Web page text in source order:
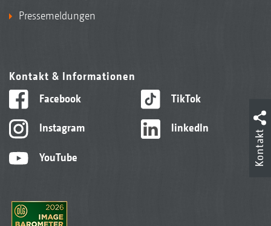
Pressemeldungen
Kontakt & Informationen
Facebook
Instagram
YouTube
TikTok
linkedIn
Kontakt